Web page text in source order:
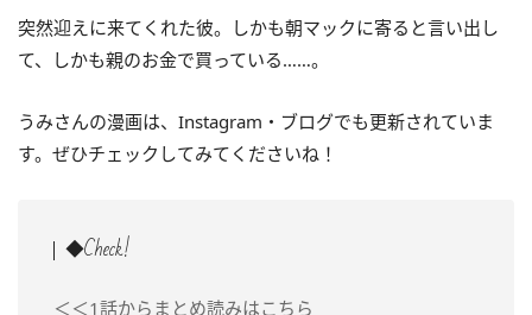
突然迎えに来てくれた彼。しかも朝マックに寄ると言い出し
て、しかも親のお金で買っている……。
うみさんの漫画は、Instagram・ブログでも更新されていま
す。ぜひチェックしてみてくださいね！
◆Check!
＜＜1話からまとめ読みはこちら